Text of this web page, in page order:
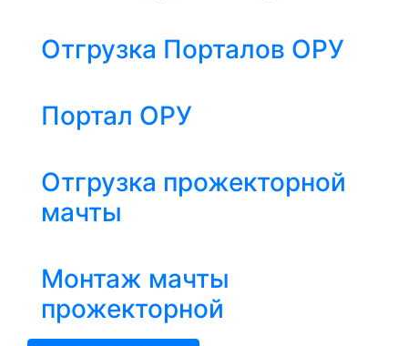
Отгрузка Порталов ОРУ
Портал ОРУ
Отгрузка прожекторной
мачты
Монтаж мачты
прожекторной